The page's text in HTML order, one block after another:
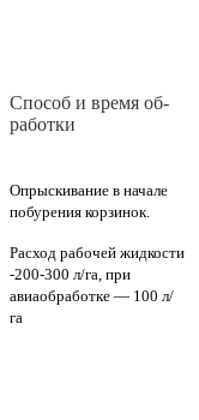
Спо­соб и вре­мя об­
ра­бот­ки
Опрыскивание в начале
побурения корзинок.
Расход рабочей жидкости
-200-300 л/га, при
авиаобработке — 100 л/
га